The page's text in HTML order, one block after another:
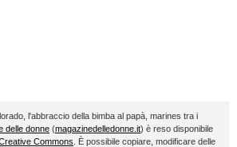
l'abbraccio della bimba al papà, marines tra i
delle donne (magazinedelledonne.it) è reso disponibile
Commons . È possibile copiare, modificare delle